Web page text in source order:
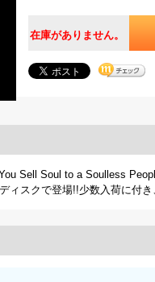
在庫がありません。
Sell Soul to a Soulless
ィスクで登場!!少数入荷に付き